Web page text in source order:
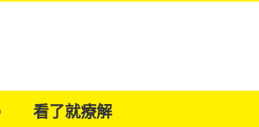
看了就療解